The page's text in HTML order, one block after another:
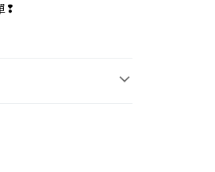
先享後付」服務完成之
損失，本公司不負相關責
❢